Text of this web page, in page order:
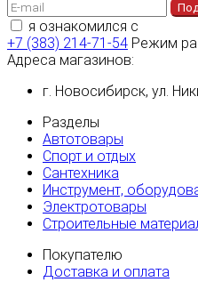
я ознакомился с
+7 (383) 214-71-54 Режим
Адреса магазинов:
г. Новосибирск, ул.
Разделы
Автотовары
Спорт и отдых
Сантехника
Инструмент,
Электротовары
Строительные
Покупателю
Доставка и оплата